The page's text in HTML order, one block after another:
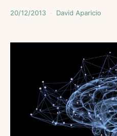
20/12/2013 David Aparicio